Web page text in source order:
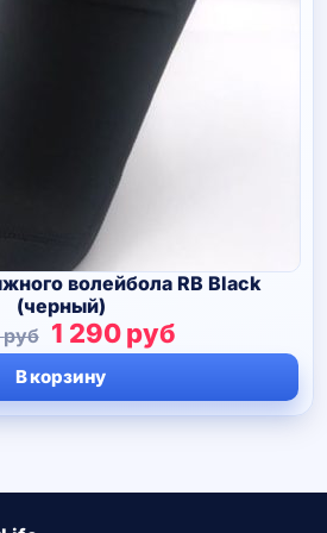
волейбола RB Black
(черный)
руб Первоначальная
цена
составляла
2
1 290рубТекущая
цена:
1
290 руб.
В корзину